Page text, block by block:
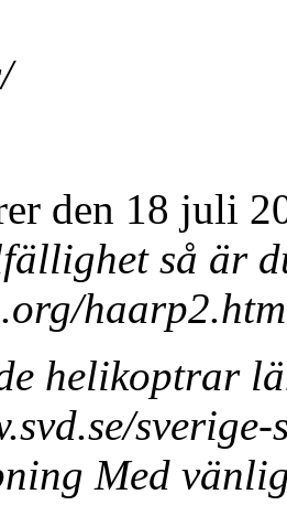
den 18 juli
så är
helikoptrar
Med